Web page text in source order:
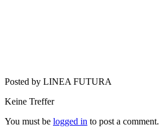
Posted by LINEA FUTURA
Keine Treffer
You must be logged in to post a comment.